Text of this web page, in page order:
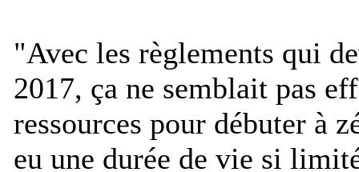
"Avec les règlements qui
2017, ça ne semblait pas
ressources pour débuter à
eu une durée de vie si